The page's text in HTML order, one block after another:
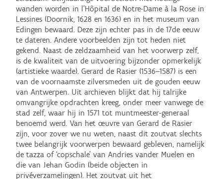
wanden worden in l’Hôpital de Notre-Dame à la Rose in
Lessines (Doornik, 1628 en 1636) en in het museum van
Edingen bewaard. Deze zijn echter pas in de 17de eeuw
te dateren. Andere voorbeelden zijn tot heden niet
gekend. Naast de zeldzaamheid van het voorwerp zelf,
is de kwaliteit van de uitvoering bijzonder opmerkelijk
(artistieke waarde). Gerard de Rasier (1536–1587) is een
van de voornaamste zilversmeden uit de gouden eeuw
van Antwerpen. Uit archieven blijkt dat hij talrijke
omvangrijke opdrachten kreeg, onder meer vanwege de
stad zelf, waar hij in 1571 tot muntmeester-generaal
benoemd werd. Van het œuvre van Gerard de Rasier
zijn, voor zover we nu weten, naast dit zoutvat slechts
twee belangrijk voorwerpen bewaard gebleven, namelijk
de tazza of ‘copschale’ van Andries vander Muelen en
die van Jehan Godin (beide objecten in
privéverzamelingen). Het zoutvat uit het